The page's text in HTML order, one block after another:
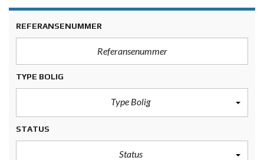
REFERANSENUMMER
TYPE BOLIG
Type Bolig
STATUS
Status